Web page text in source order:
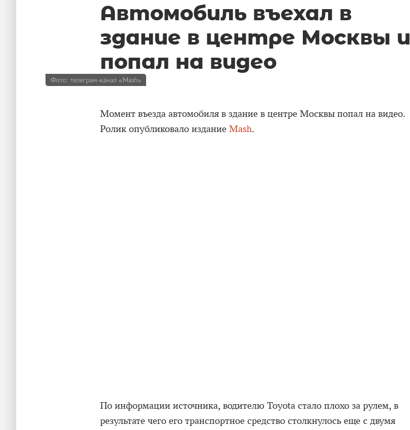
Автомобиль въехал в
здание в центре Москвы и
попал на видео
Фото: телеграм-канал «Mash»
Момент въезда автомобиля в здание в центре Москвы попал на видео.
Ролик опубликовало издание Mash.
По информации источника, водителю Toyota стало плохо за рулем, в
результате чего его транспортное средство столкнулось еще с двумя